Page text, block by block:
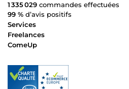
1 335 029 commandes effectuées
99 % d’avis positifs
Services
Freelances
ComeUp